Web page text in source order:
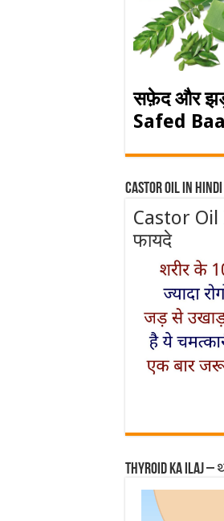
सफ़ेद और
Safed Baal
Castor Oil In Hindi
Castor
फायदे
Thyroid ka ilaj –